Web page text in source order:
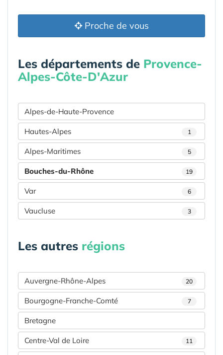
Proche de vous
Les départements de Provence-
Alpes-Côte-D'Azur
Alpes-de-Haute-Provence
Hautes-Alpes 1
Alpes-Maritimes 5
Bouches-du-Rhône 19
Var 6
Vaucluse 3
Les autres régions
Auvergne-Rhône-Alpes 20
Bourgogne-Franche-Comté 7
Bretagne
Centre-Val de Loire 11